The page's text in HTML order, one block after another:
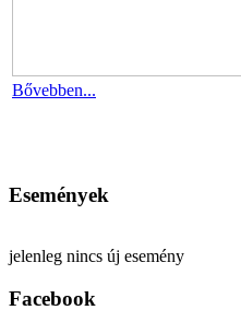
Bővebben...
Események
jelenleg nincs új esemény
Facebook